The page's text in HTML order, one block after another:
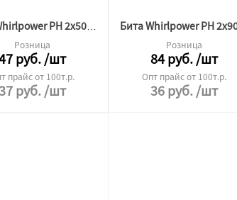
Бита Whirlpower PH 2x50мм
Розница
руб./шт
прайс от 100т.р.
руб./шт
Розница
84руб./шт
Опт прайс от 100т.р.
36руб./шт